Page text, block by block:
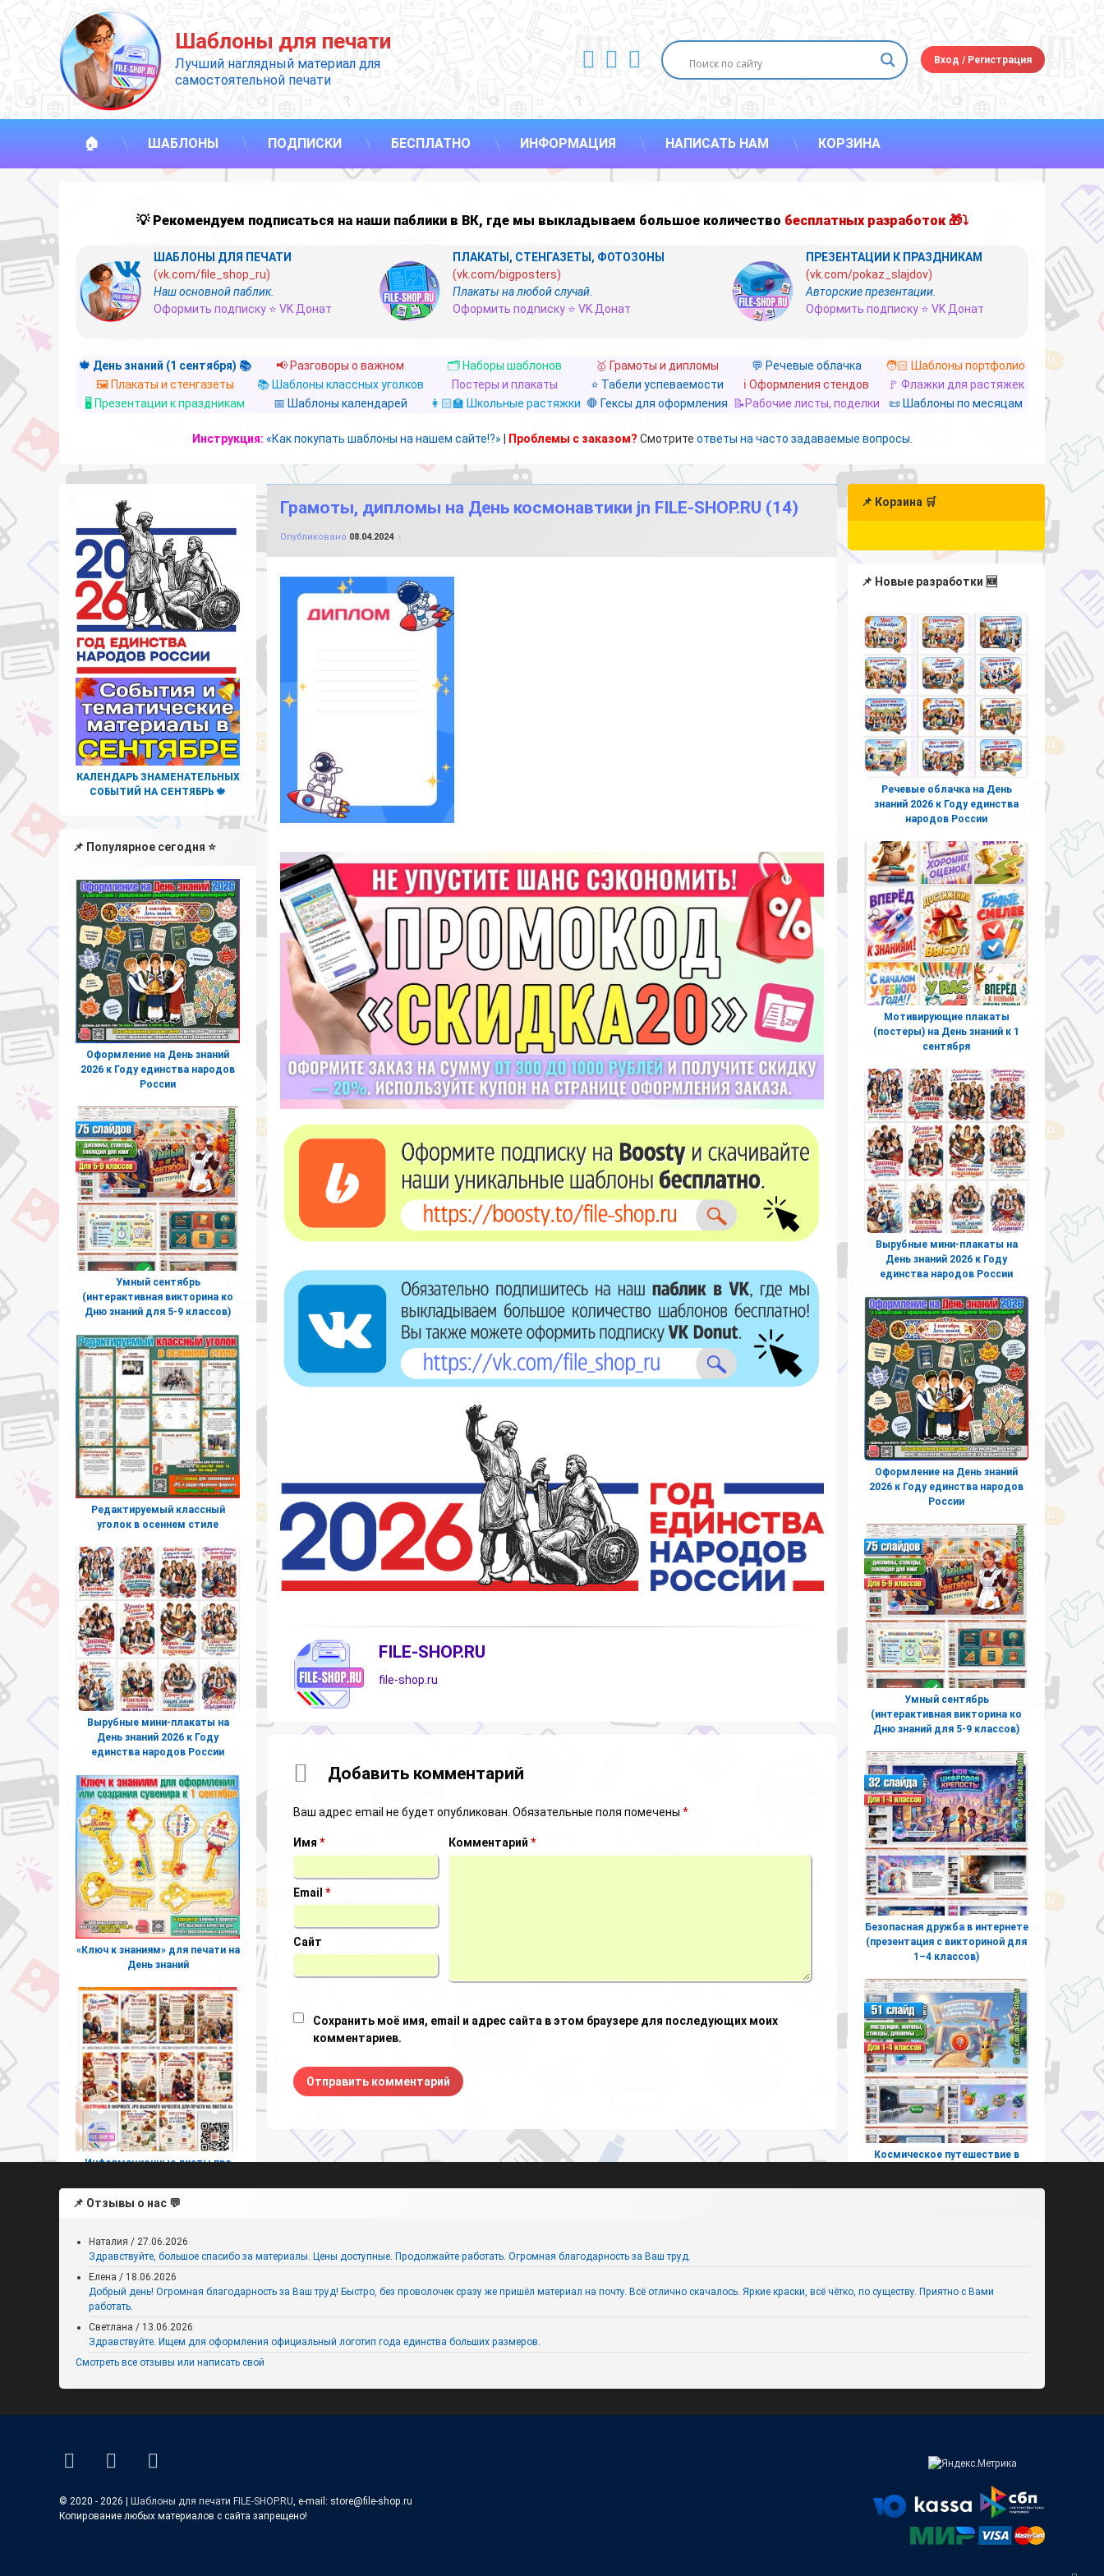
Перейти
к
содержимому
Шаблоны для печати
Лучший наглядный материал для
самостоятельной печати
ВКонтакте
YouTube
E-mail Вход /Регистрация
🏠 ШАБЛОНЫ ПОДПИСКИ БЕСПЛАТНО ИНФОРМАЦИЯ НАПИСАТЬ НАМ КОРЗИНА
💡 Рекомендуем подписаться на наши паблики в ВК, где мы выкладываем большое количество бесплатных разработок 🎁⤵
ШАБЛОНЫ ДЛЯ ПЕЧАТИ
(vk.com/file_shop_ru)
Наш основной паблик.
Оформить подписку ⭐ VK Донат
ПЛАКАТЫ, СТЕНГАЗЕТЫ, ФОТОЗОНЫ
(vk.com/bigposters)
Плакаты на любой случай.
Оформить подписку ⭐ VK Донат
ПРЕЗЕНТАЦИИ К ПРАЗДНИКАМ
(vk.com/pokaz_slajdov)
Авторские презентации.
Оформить подписку ⭐ VK Донат
🍁 День знаний (1 сентября) 📚 📢 Разговоры о важном 🗂️ Наборы шаблонов 🥇 Грамоты и дипломы 💬 Речевые облачка
🧑🏻 Шаблоны портфолио
🖼️ Плакаты и стенгазеты
📚 Шаблоны классных уголков Постеры и плакаты ⭐ Табели успеваемости ℹ️ Оформления стендов
🚩 Флажки для растяжек
🖥️ Презентации к праздникам
📅 Шаблоны календарей 👩🏻‍🏫 Школьные растяжки 🛑 Гексы для оформления 📝Рабочие листы, поделки 📜 Шаблоны по месяцам
Инструкция: «Как покупать шаблоны на нашем сайте!?» Проблемы с заказом? Смотрите ответы на часто задаваемые вопросы.
Грамоты, дипломы на День космонавтики jn FILE-SHOP.RU (14)
Опубликовано 08.04.2024
FILE-SHOP.RU
file-shop.ru
Комментарии
Добавить комментарий
Ваш адрес email не будет опубликован. Обязательные поля помечены *
Комментарий *
Имя *
Email *
Сайт
Сохранить моё имя, email и адрес сайта в этом браузере для последующих моих
комментариев.
КАЛЕНДАРЬ ЗНАМЕНАТЕЛЬНЫХ
СОБЫТИЙ НА СЕНТЯБРЬ 🍁
📌 Популярное сегодня ⭐
Оформление на День знаний
2026 к Году единства народов
России
Умный сентябрь
(интерактивная викторина ко
Дню знаний для 5-9 классов)
Редактируемый классный
уголок в осеннем стиле
Вырубные мини-плакаты на
День знаний 2026 к Году
единства народов России
«Ключ к знаниям» для печати на
День знаний
Информационные листы про
📌 Корзина 🛒
📌 Новые разработки 🆕
Речевые облачка на День
знаний 2026 к Году единства
народов России
Мотивирующие плакаты
(постеры) на День знаний к 1
сентября
Вырубные мини-плакаты на
День знаний 2026 к Году
единства народов России
Оформление на День знаний
2026 к Году единства народов
России
Умный сентябрь
(интерактивная викторина ко
Дню знаний для 5-9 классов)
Безопасная дружба в интернете
(презентация с викториной для
1–4 классов)
Космическое путешествие в
📌 Отзывы о нас 💬
Наталия / 27.06.2026
Здравствуйте, большое спасибо за материалы. Цены доступные. Продолжайте работать. Огромная благодарность за Ваш труд.
Елена / 18.06.2026
Добрый день! Огромная благодарность за Ваш труд! Быстро, без проволочек сразу же пришёл материал на почту. Всё отлично скачалось. Яркие краски, всё чётко, по существу. Приятно с Вами
работать.
Светлана / 13.06.2026
Здравствуйте. Ищем для оформления официальный логотип года единства больших размеров.
Смотреть все отзывы или написать свой
ВКонтакте
YouTube
E-mail
© 2020 - 2026 | Шаблоны для печати FILE-SHOP.RU, e-mail: store@file-shop.ru
Копирование любых материалов с сайта запрещено!